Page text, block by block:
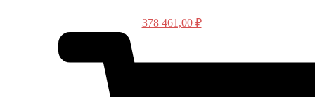
378 461,00 ₽